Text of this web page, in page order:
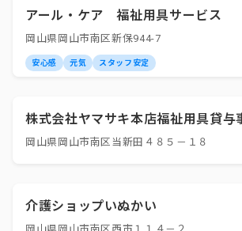
アール・ケア 福祉用具サービス
岡山県岡山市南区新保944-7
安心感 元気 スタッフ安定
株式会社ヤマサキ本店福祉用具貸与
岡山県岡山市南区当新田４８５－１８
介護ショップいぬかい